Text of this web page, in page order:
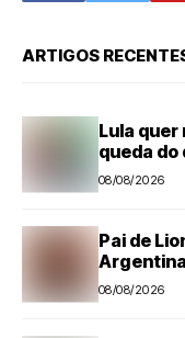
ARTIGOS
Lula
queda
08/08/2026
Pai de
Argentina
08/08/2026